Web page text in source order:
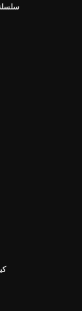
سلسلة